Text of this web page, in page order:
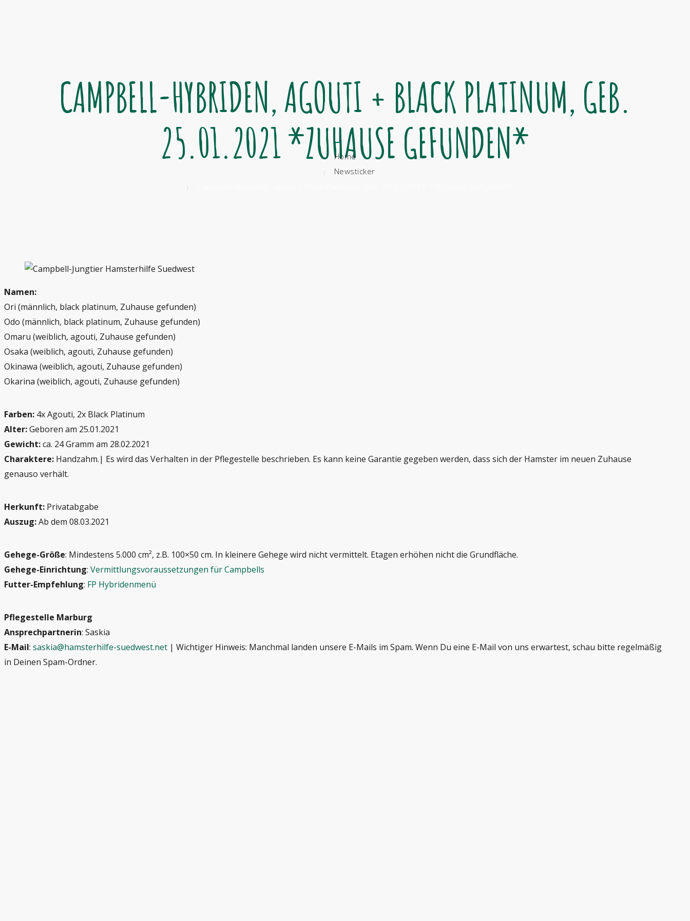
CAMPBELL-HYBRIDEN, AGOUTI + BLACK PLATINUM, GEB.
25.01.2021 *ZUHAUSE GEFUNDEN*
Home
Newsticker
Namen:
Ori (männlich, black platinum, Zuhause gefunden)
Odo (männlich, black platinum, Zuhause gefunden)
Omaru (weiblich, agouti, Zuhause gefunden)
Osaka (weiblich, agouti, Zuhause gefunden)
Okinawa (weiblich, agouti, Zuhause gefunden)
Okarina (weiblich, agouti, Zuhause gefunden)
Farben: 4x Agouti, 2x Black Platinum
Alter:Geboren am 25.01.2021
Gewicht:ca. 24 Gramm am 28.02.2021
Charaktere: Handzahm.| Es wird das Verhalten in der Pflegestelle beschrieben. Es kann keine Garantie gegeben werden, dass sich der Hamster im neuen Zuhause
genauso verhält.
Herkunft: Privatabgabe
Auszug:Ab dem 08.03.2021
Gehege-Größe: Mindestens 5.000 cm², z.B. 100×50 cm. In kleinere Gehege wird nicht vermittelt. Etagen erhöhen nicht die Grundfläche.
Gehege-Einrichtung: Vermittlungsvoraussetzungen für Campbells
Futter-Empfehlung: FP Hybridenmenü
Pflegestelle Marburg
Ansprechpartnerin: Saskia
E-Mail: saskia@hamsterhilfe-suedwest.net | Wichtiger Hinweis: Manchmal landen unsere E-Mails im Spam. Wenn Du eine E-Mail von uns erwartest, schau bitte regelmäßig
in Deinen Spam-Ordner.